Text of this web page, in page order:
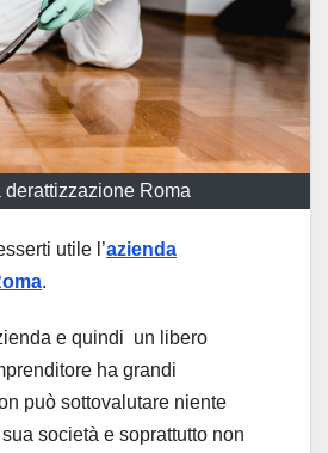
derattizzazione Roma
utile l’azienda
.
e quindi un libero
ha grandi
può sottovalutare niente
società e soprattutto non